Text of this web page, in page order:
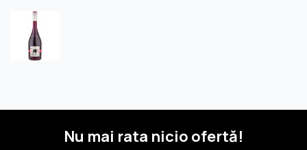
Nu mai rata nicio ofertă!